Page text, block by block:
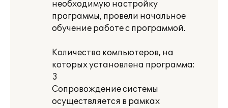
необходимую настройку
программы, провели начальное
обучение работе с программой.
Количество компьютеров, на
которых установлена программа:
3
Сопровождение системы
осуществляется в рамках